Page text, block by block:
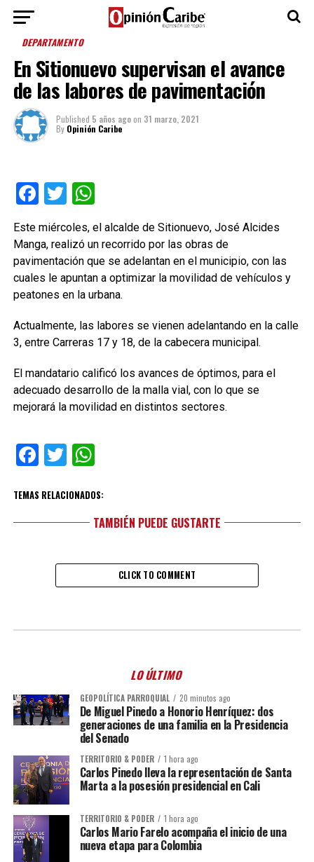
DEPARTAMENTO
En Sitionuevo supervisan el avance
de las labores de pavimentación
Published 5 años agoon 31 marzo, 2021
By Opinión Caribe
Facebook
TwitterWhatsApp
Este miércoles, el alcalde de Sitionuevo, José Alcides
Manga, realizó un recorrido por las obras de
pavimentación que se adelantan en el municipio, con las
cuales le apuntan a optimizar la movilidad de vehículos y
peatones en la urbana.
Actualmente, las labores se vienen adelantando en la calle
3, entre Carreras 17 y 18, de la cabecera municipal.
El mandatario calificó los avances de óptimos, para el
adecuado desarrollo de la malla vial, con lo que se
mejorará la movilidad en distintos sectores.
Facebook
TwitterWhatsApp
TEMAS RELACIONADOS:
TAMBIÉN PUEDE GUSTARTE
CLICK TO COMMENT
LO ÚLTIMO
GEOPOLÍTICA PARROQUIAL 20 minutos ago
De Miguel Pinedo a Honorio Henríquez: dos
generaciones de una familia en la Presidencia
del Senado
TERRITORIO & PODER 1 hora ago
Carlos Pinedo lleva la representación de Santa
Marta a la posesión presidencial en Cali
TERRITORIO & PODER 1 hora ago
Carlos Mario Farelo acompaña el inicio de una
nueva etapa para Colombia